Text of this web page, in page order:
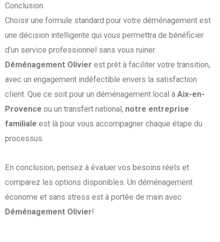
Conclusion
Choisir une formule standard pour votre déménagement est
une décision intelligente qui vous permettra de bénéficier
d’un service professionnel sans vous ruiner.
Déménagement Olivier est prêt à faciliter votre transition,
avec un engagement indéfectible envers la satisfaction
client. Que ce soit pour un déménagement local à Aix-en-
Provence ou un transfert national, notre entreprise
familiale est là pour vous accompagner chaque étape du
processus.
En conclusion, pensez à évaluer vos besoins réels et
comparez les options disponibles. Un déménagement
économe et sans stress est à portée de main avec
Déménagement Olivier!